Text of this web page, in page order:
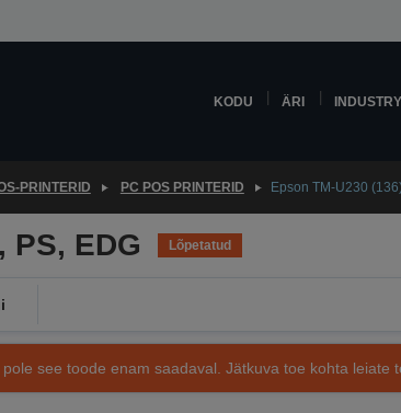
KODU ÄRI INDUSTRY
PRINTERID PC POS PRINTERID Epson TM-U230
PS, EDG Lõpetatud
see toode enam saadaval. Jätkuva toe kohta leiate